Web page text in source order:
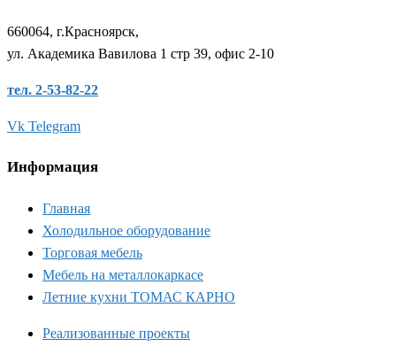
660064, г.Красноярск,
ул. Академика Вавилова 1 стр 39, офис 2-10
тел. 2-53-82-22
Vk Telegram
Информация
Главная
Холодильное оборудование
Торговая мебель
Мебель на металлокаркасе
Летние кухни ТОМАС КАРНО
Реализованные проекты